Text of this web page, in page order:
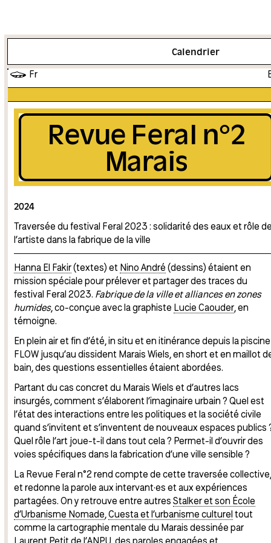
Calendrier
Plus d'info
Fr
Revue Feral n°2
Marais
2024
Traversée du festival Feral 2023 : solidarité des eaux et rôle de
l’artiste dans la fabrique de la ville
Hanna El Fakir(textes) et Nino André (dessins) étaient en
mission spéciale pour prélever et partager des traces du
festival Feral 2023. Fabrique de la ville et alliances en zones
humides, co-conçue avec la graphiste Lucie Caouder, en
témoigne.
En plein air et fin d’été, in situ et en itinérance depuis la piscine
FLOW jusqu’au dissident Marais Wiels, en short et en maillot
bain, des questions essentielles étaient abordées.
Partant du cas concret du Marais Wiels et d’autres lacs
insurgés, comment s’élaborent l’imaginaire urbain ? Quel est
l’état des interactions entre les politiques et la société civile
quand s’invitent et s’inventent de nouveaux espaces publics
Quel rôle l’art joue-t-il dans tout cela ? Permet-il d’ouvrir des
voies spécifiques dans la fabrication d’une ville sensible ?
La Revue Feral n°2 rend compte de cette traversée collective,
et redonne la parole aux intervant·es et aux expériences
partagées. On y retrouve entre autres Stalker et son École
d’Urbanisme Nomade,Cuesta et l’urbanisme culturel tout
comme la cartographie mentale du Marais dessinée par
Laurent Petit de l’ANPU , des paroles engagées et